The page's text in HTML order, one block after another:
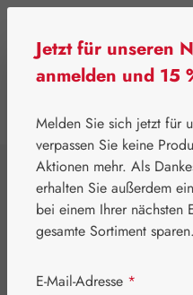
⌂
Drei
Kapseln
Jetzt für unseren
anmelden und 15
Melden Sie sich jetzt für
verpassen Sie keine
Aktionen mehr. Als
erhalten Sie außerdem
bei einem Ihrer nächsten
gesamte Sortiment sparen.
E-Mail-Adresse *